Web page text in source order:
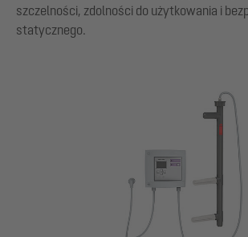
szczelności, zdolności do użytkowania i
statycznego.